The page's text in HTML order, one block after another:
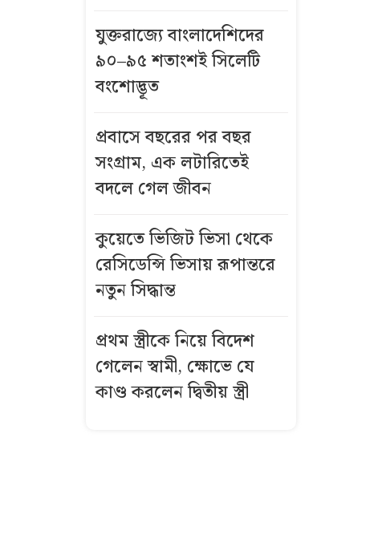
পারে অলস,
স্থবির ও বিতর্কিত
মন্ত্রী-প্রতিমন্ত্রীদের
সংবর্ধনায় দেওয়া
হলো ‘ত্রাণের
প্যাকেট’
জাতীয় দলে
যেভাবে ডাক
পেতে পারেন
‘জুলাই যোদ্ধা’
রিয়াজ পুলিশের
নথিতে ‘ছাত্রলীগ
কর্মী’
যুক্তরাজ্যে বাংলাদেশিদের
৯০–৯৫ শতাংশই সিলেটি
বংশোদ্ভূত
প্রবাসে বছরের পর বছর
সংগ্রাম, এক লটারিতেই
বদলে গেল জীবন
কুয়েতে ভিজিট ভিসা থেকে
রেসিডেন্সি ভিসায় রূপান্তরে
নতুন সিদ্ধান্ত
প্রথম স্ত্রীকে নিয়ে বিদেশ
গেলেন স্বামী, ক্ষোভে যে
কাণ্ড করলেন দ্বিতীয় স্ত্রী